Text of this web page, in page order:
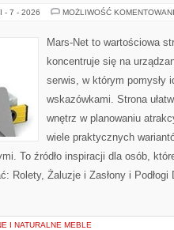
- 7 - 2026 MOŻLIWOŚĆ
Mars-Net to wartościowa
koncentruje się na
serwis, w którym pomysły
wskazówkami. Strona
wnętrz w planowaniu
wiele praktycznych
To źródło inspiracji dla osób,
Rolety, Żaluzje i Zasłony i Podłogi
I NATURALNE MEBLE